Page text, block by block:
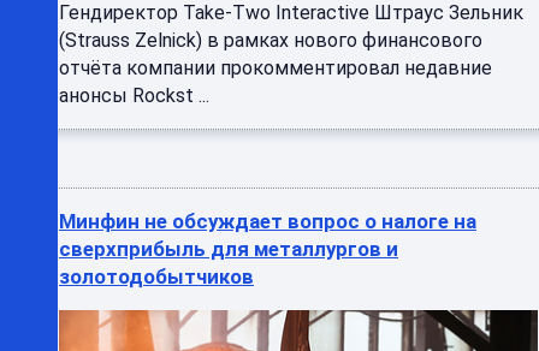
Гендиректор Take-Two Interactive Штраус Зельник
(Strauss Zelnick) в рамках нового финансового
отчёта компании прокомментировал недавние
анонсы Rockst ...
Минфин не обсуждает вопрос о налоге на
сверхприбыль для металлургов и
золотодобытчиков